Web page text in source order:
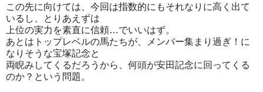
この先に向けては、今回は指数的にもそれなりに高く出て
いるし、とりあえずは
上位の実力を素直に信頼…でいいはず。
あとはトップレベルの馬たちが、メンバー集まり過ぎ！に
なりそうな宝塚記念と
両睨みしてくるだろうから、何頭が安田記念に回ってくる
のか？という問題。